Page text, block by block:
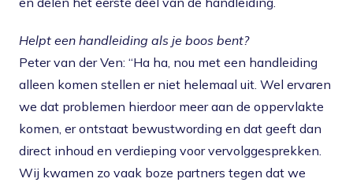
Helpt een handleiding als je boos bent?
Peter van der Ven: “Ha ha, nou met een handleiding
alleen komen stellen er niet helemaal uit. Wel ervaren
we dat problemen hierdoor meer aan de oppervlakte
komen, er ontstaat bewustwording en dat geeft dan
direct inhoud en verdieping voor vervolggesprekken.
Wij kwamen zo vaak boze partners tegen dat we